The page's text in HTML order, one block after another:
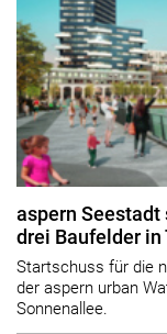
aspern
drei Baufelder in
Startschuss für die
der aspern urban
Sonnenallee.